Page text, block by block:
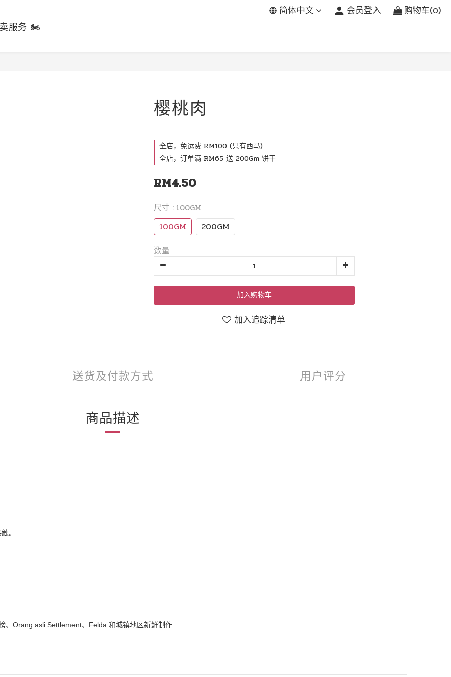
简体中文 会员登入 购物车(0)
服务 🏍️
樱桃肉
全店，免运费 RM100 (只有西马)
全店，订单满 RM65 送 200Gm 饼干
RM4.50
尺寸 : 100GM
100GM 200GM
数量
加入购物车
加入追踪清单
送货及付款方式 用户评分
商品描述
。
、 Orang asli Settlement、 Felda 和城镇地区新鲜制作